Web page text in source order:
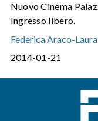
Nuovo Cinema
Ingresso libero.
Federica Araco-
2014-01-21